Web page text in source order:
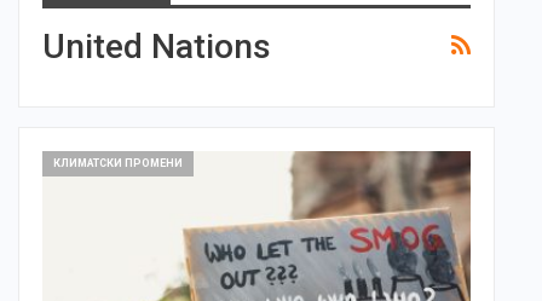
United Nations
КЛИМАТСКИ ПРОМЕНИ